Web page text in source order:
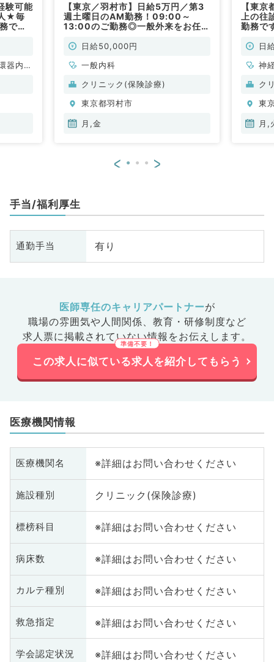
験可能
★毎
です
器内
【東京／羽村市】日給5万円／第3
週土曜日のAM勤務！09:00～
13:00のご勤務◎一般外来をお任せ
日給50,000円
一般内科
クリニック(保険診療)
東京都羽村市
月,金
【東
上の
勤務で
日
神
科
ク
東
月,
< >
手当/福利厚生
通勤手当 有り
医師専任のキャリアパートナーが
職場の雰囲気や人間関係、 教育・研修制度など
求人票に掲載されていない情報をお伝えします。
この求人に似ている求人を紹介してもらう
医療機関情報
医療機関名 ※詳細はお問い合わせください
施設種別 クリニック(保険診療)
標榜科目 ※詳細はお問い合わせください
病床数 ※詳細はお問い合わせください
カルテ種別 ※詳細はお問い合わせください
救急指定 ※詳細はお問い合わせください
学会認定状況 ※詳細はお問い合わせください